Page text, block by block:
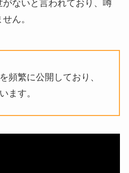
ないと言われており、噂
ん。
頻繁に公開しており、
ます。